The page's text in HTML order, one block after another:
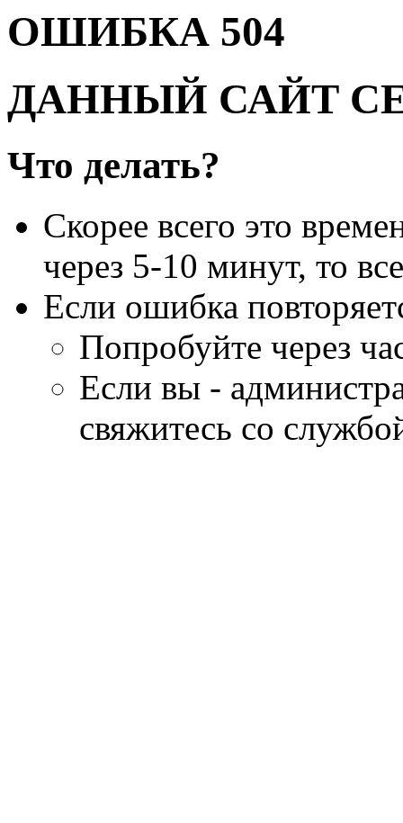
ОШИБКА 504
ДАННЫЙ САЙТ
Что делать?
Скорее всего это
через 5-10 минут, то
Если ошибка
Попробуйте через
Если вы -
свяжитесь со